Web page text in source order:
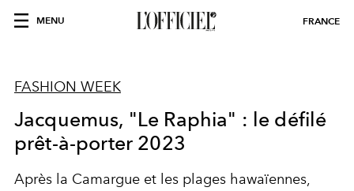
MENU FRANCE
FASHION WEEK
Jacquemus, "Le Raphia" : le défilé
prêt-à-porter 2023
Après la Camargue et les plages hawaïennes,